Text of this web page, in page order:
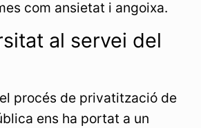
com ansietat i angoixa.
al servei del
procés de privatització de
ens ha portat a un